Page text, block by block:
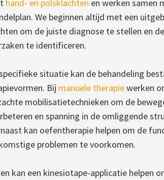
hand- en polsklachten en werken samen
We beginnen altijd met een
om de juiste diagnose te stellen en
te identificeren.
situatie kan de behandeling
Bij manuele therapiewerken
mobilisatietechnieken om de
en spanning in de omliggende
kan oefentherapie helpen om de
problemen te voorkomen.
kan een kinesiotape-applicatie helpen